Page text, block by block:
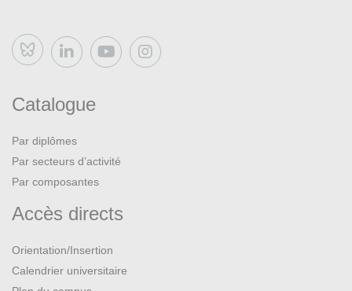
Bluesky
Catalogue
Par diplômes
Par secteurs d’activité
Par composantes
Accès directs
Orientation/Insertion
Calendrier universitaire